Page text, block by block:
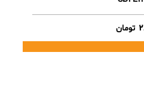
تومانCurrent
price
is: